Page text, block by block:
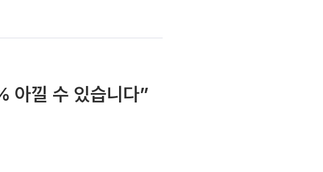
아낄 수 있습니다”